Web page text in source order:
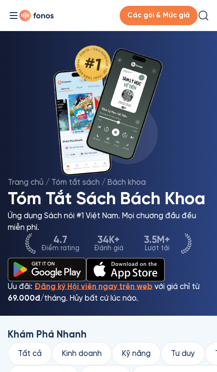
Các gói & Mức giá
Trang chủ / Tóm tắt sách / Bách khoa
Tóm Tắt Sách Bách Khoa
Ứng dụng Sách nói #1 Việt Nam. Mọi chương đầu đều
miễn phí.
4.7
Điểm rating
34K+
Đánh giá
3.5M+
Lượt tải
Ưu đãi: Đăng ký Hội viên ngay trên web với giá chỉ từ
69.000đ /tháng. Hủy bất cứ lúc nào.
Khám Phá Nhanh
Tất cả Kinh doanh Kỹ năng Tư duy